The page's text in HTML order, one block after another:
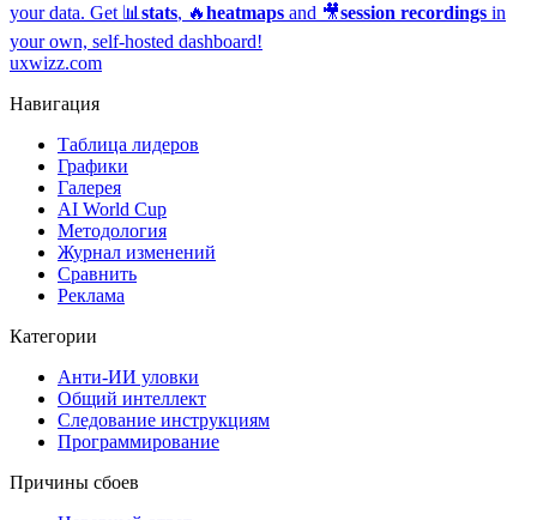
your data. Get 📊 stats, 🔥heatmaps and 🎥session recordings in
your own, self-hosted dashboard!
uxwizz.com
Навигация
Таблица лидеров
Графики
Галерея
AI World Cup
Методология
Журнал изменений
Сравнить
Реклама
Категории
Анти-ИИ уловки
Общий интеллект
Следование инструкциям
Программирование
Причины сбоев